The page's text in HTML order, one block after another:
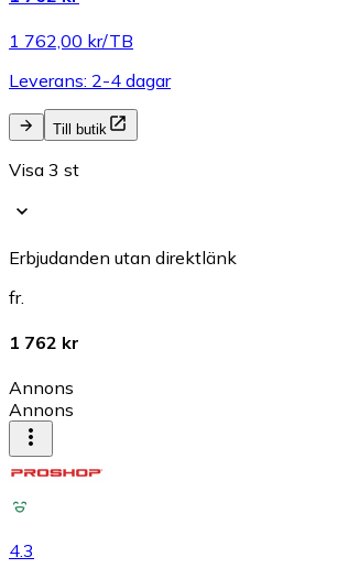
1 762,00 kr/TB
Leverans: 2-4 dagar
Till butik
Visa 3 st
Erbjudanden utan direktlänk
fr.
1 762 kr
Annons
Annons
4.3